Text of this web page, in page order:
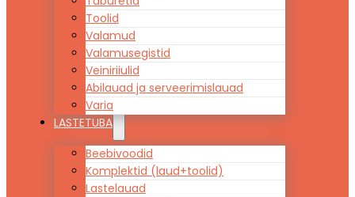
Toolid
Valamud
Valamusegistid
Veiniriiulid
Abilauad ja serveerimislauad
Varia
LASTETUBA
Beebivoodid
Komplektid (laud+toolid)
Lastelauad